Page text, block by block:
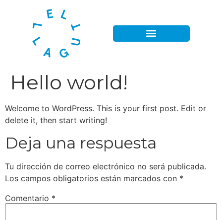
Hello world!
Welcome to WordPress. This is your first post. Edit or
delete it, then start writing!
Deja una respuesta
Tu dirección de correo electrónico no será publicada.
Los campos obligatorios están marcados con *
Comentario *